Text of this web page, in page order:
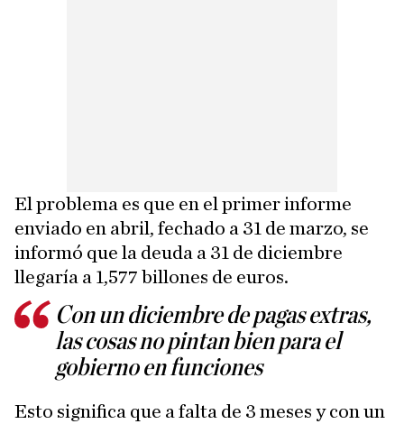
El problema es que en el primer informe
enviado en abril, fechado a 31 de marzo, se
informó que la deuda a 31 de diciembre
llegaría a 1,577 billones de euros.
Con un diciembre de pagas extras,
las cosas no pintan bien para el
gobierno en funciones
Esto significa que a falta de 3 meses y con un